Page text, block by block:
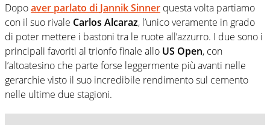
Dopoaver parlato di Jannik Sinner questa volta partiamo
con il suo rivale Carlos Alcaraz, l’unico veramente in grado
di poter mettere i bastoni tra le ruote all’azzurro. I due sono i
principali favoriti al trionfo finale allo US Open, con
l’altoatesino che parte forse leggermente più avanti nelle
gerarchie visto il suo incredibile rendimento sul cemento
nelle ultime due stagioni.